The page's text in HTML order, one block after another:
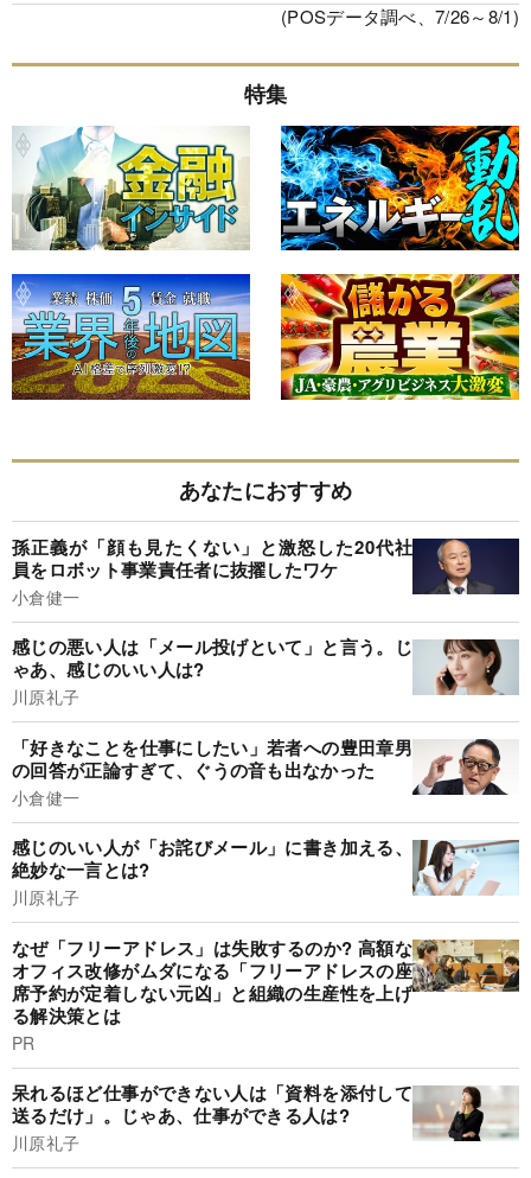
(POSデータ調べ、7/26～8/1)
特集
あなたにおすすめ
孫正義が「顔も見たくない」と激怒した20代社
員をロボット事業責任者に抜擢したワケ
小倉健一
感じの悪い人は「メール投げといて」と言う。じ
ゃあ、感じのいい人は?
川原礼子
「好きなことを仕事にしたい」若者への豊田章男
の回答が正論すぎて、ぐうの音も出なかった
小倉健一
感じのいい人が「お詫びメール」に書き加える、
絶妙な一言とは?
川原礼子
なぜ「フリーアドレス」は失敗するのか? 高額な
オフィス改修がムダになる「フリーアドレスの座
席予約が定着しない元凶」と組織の生産性を上げ
る解決策とは
PR
呆れるほど仕事ができない人は「資料を添付して
送るだけ」。じゃあ、仕事ができる人は?
川原礼子